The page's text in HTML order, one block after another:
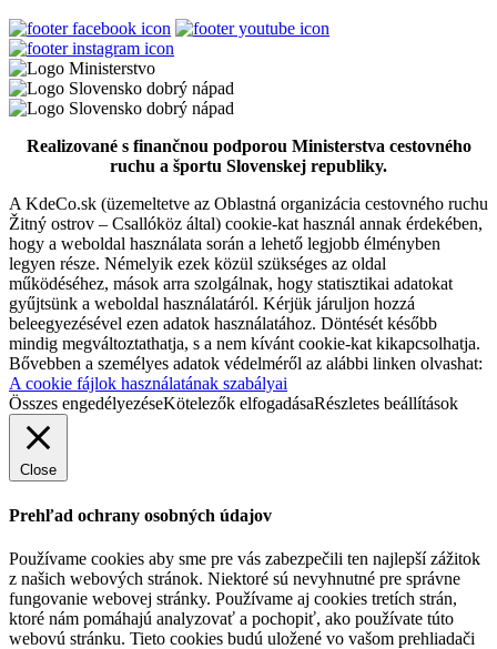
Realizované s finančnou podporou Ministerstva cestovného
ruchu a športu Slovenskej republiky.
A KdeCo.sk (üzemeltetve az Oblastná organizácia cestovného ruchu
Žitný ostrov – Csallóköz által) cookie-kat használ annak érdekében,
hogy a weboldal használata során a lehető legjobb élményben
legyen része. Némelyik ezek közül szükséges az oldal
működéséhez, mások arra szolgálnak, hogy statisztikai adatokat
gyűjtsünk a weboldal használatáról. Kérjük járuljon hozzá
beleegyezésével ezen adatok használatához. Döntését később
mindig megváltoztathatja, s a nem kívánt cookie-kat kikapcsolhatja.
Bővebben a személyes adatok védelméről az alábbi linken olvashat:
A cookie fájlok használatának szabályai
Összes engedélyezéseKötelezők elfogadásaRészletes beállítások
Close
Prehľad ochrany osobných údajov
Používame cookies aby sme pre vás zabezpečili ten najlepší zážitok
z našich webových stránok. Niektoré sú nevyhnutné pre správne
fungovanie webovej stránky. Používame aj cookies tretích strán,
ktoré nám pomáhajú analyzovať a pochopiť, ako používate túto
webovú stránku. Tieto cookies budú uložené vo vašom prehliadači